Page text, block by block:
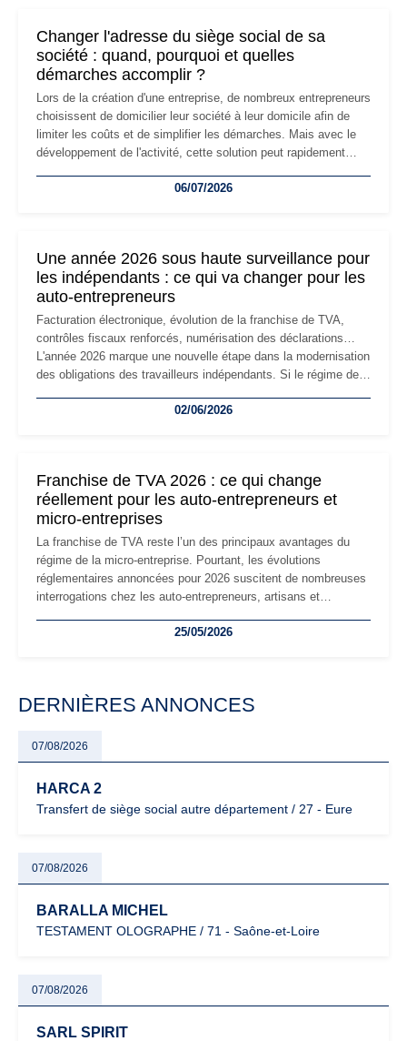
Changer l'adresse du siège social de sa
société : quand, pourquoi et quelles
démarches accomplir ?
Lors de la création d'une entreprise, de nombreux entrepreneurs
choisissent de domicilier leur société à leur domicile afin de
limiter les coûts et de simplifier les démarches. Mais avec le
développement de l'activité, cette solution peut rapidement
professionnels, recrutement, image de marque… Le
06/07/2026
Une année 2026 sous haute surveillance pour
les indépendants : ce qui va changer pour les
auto-entrepreneurs
Facturation électronique, évolution de la franchise de TVA,
contrôles fiscaux renforcés, numérisation des déclarations…
L'année 2026 marque une nouvelle étape dans la modernisation
des obligations des travailleurs indépendants. Si le régime de
les auto-entrepreneurs devront s'adapter à un environnement
02/06/2026
Franchise de TVA 2026 : ce qui change
réellement pour les auto-entrepreneurs et
micro-entreprises
La franchise de TVA reste l’un des principaux avantages du
régime de la micro-entreprise. Pourtant, les évolutions
réglementaires annoncées pour 2026 suscitent de nombreuses
interrogations chez les auto-entrepreneurs, artisans et
facturation ou risque de bascule vers la TVA : les règles
25/05/2026
DERNIÈRES ANNONCES
07/08/2026
HARCA 2
Transfert de siège social autre département / 27 - Eure
07/08/2026
BARALLA MICHEL
TESTAMENT OLOGRAPHE / 71 - Saône-et-Loire
07/08/2026
SARL SPIRIT